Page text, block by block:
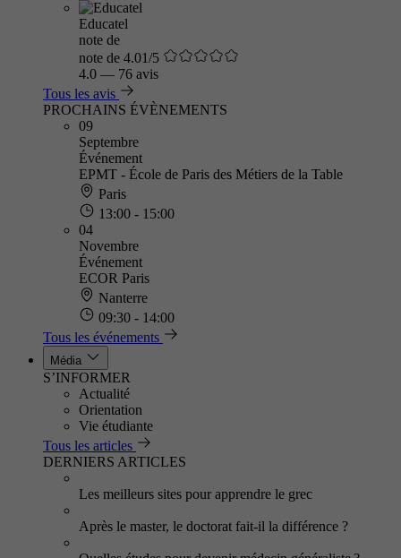
Educatel
note de
note de 4.01/5
4.0 — 76 avis
Tous les avis
PROCHAINS ÉVÈNEMENTS
09
Septembre
Événement
EPMT - École de Paris des Métiers de la Table
Paris
13:00 - 15:00
04
Novembre
Événement
ECOR Paris
Nanterre
09:30 - 14:00
Tous les événements
Média
S’INFORMER
Actualité
Orientation
Vie étudiante
Tous les articles
DERNIERS ARTICLES
Les meilleurs sites pour apprendre le grec
Après le master, le doctorat fait-il la différence ?